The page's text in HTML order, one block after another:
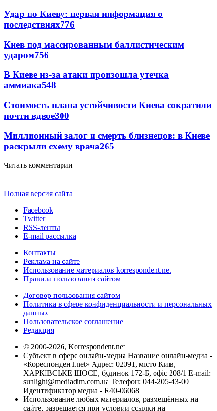
Удар по Киеву: первая информация о
последствиях776
Киев под массированным баллистическим
ударом756
В Киеве из-за атаки произошла утечка
аммиака548
Стоимость плана устойчивости Киева сократили
почти вдвое300
Миллионный залог и смерть близнецов: в Киеве
раскрыли схему врача265
Читать комментарии
Полная версия сайта
Facebook
Twitter
RSS-ленты
E-mail рассылка
Контакты
Реклама на сайте
Использование материалов korrespondent.net
Правила пользования сайтом
Договор пользования сайтом
Политика в сфере конфиденциальности и персональных
данных
Пользовательское соглашение
Редакция
© 2000-2026, Korrespondent.net
Субъект в сфере онлайн-медиа Название онлайн-медиа -
«КореспонденТ.net» Адрес: 02091, місто Київ,
ХАРКІВСЬКЕ ШОСЕ, будинок 172-Б, офіс 208/1 E-mail:
sunlight@mediadim.com.ua Телефон: 044-205-43-00
Идентификатор медиа - R40-06068
Использование любых материалов, размещённых на
сайте, разрешается при условии ссылки на